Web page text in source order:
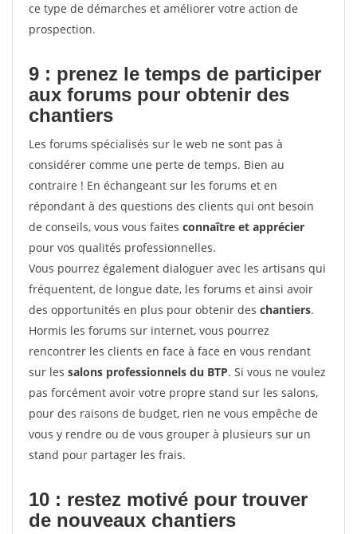
ce type de démarches et améliorer votre action de
prospection.
9 : prenez le temps de participer
aux forums pour obtenir des
chantiers
Les forums spécialisés sur le web ne sont pas à
considérer comme une perte de temps. Bien au
contraire ! En échangeant sur les forums et en
répondant à des questions des clients qui ont besoin
de conseils, vous vous faites connaître et apprécier
pour vos qualités professionnelles.
Vous pourrez également dialoguer avec les artisans qui
fréquentent, de longue date, les forums et ainsi avoir
des opportunités en plus pour obtenir des chantiers.
Hormis les forums sur internet, vous pourrez
rencontrer les clients en face à face en vous rendant
sur les salons professionnels du BTP. Si vous ne voulez
pas forcément avoir votre propre stand sur les salons,
pour des raisons de budget, rien ne vous empêche de
vous y rendre ou de vous grouper à plusieurs sur un
stand pour partager les frais.
10 : restez motivé pour trouver
de nouveaux chantiers